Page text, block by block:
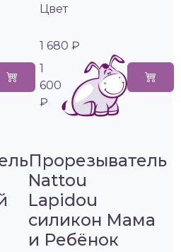
Цвет
1 680 ₽
1
600
₽
Прорезыватель
Nattou
Lapidou
силикон Мама
и Ребёнок